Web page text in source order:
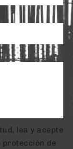
lea y acepte
de